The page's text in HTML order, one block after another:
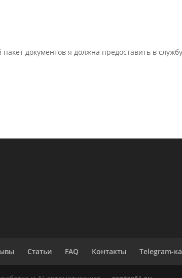
документов я должна предоставить в
Статьи FAQ Контакты Telegram-